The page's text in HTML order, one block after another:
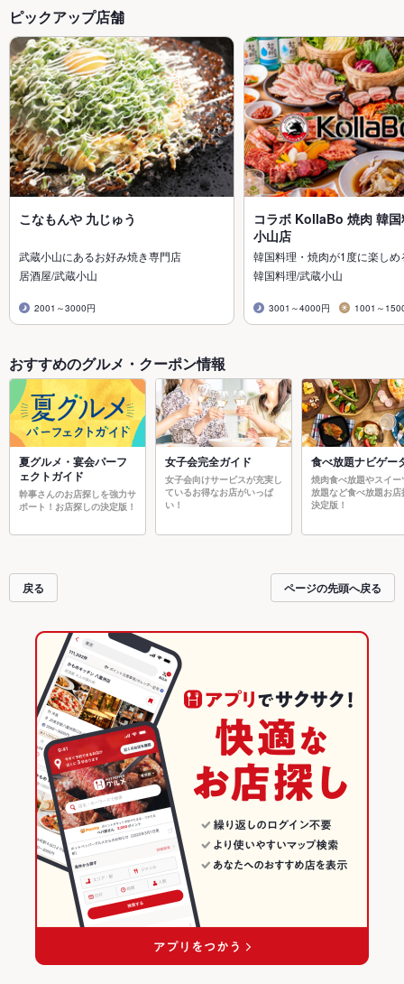
ピックアップ店舗
こなもんや 九じゅう
武蔵小山にあるお好み焼き専門店
居酒屋/武蔵小山
2001～3000円
コラボ KollaBo 焼肉 韓
小山店
韓国料理・焼肉が1度に楽し
韓国料理/武蔵小山
3001～4000円 1001～
おすすめのグルメ・クーポン情報
夏グルメ・宴会パーフ
ェクトガイド
幹事さんのお店探しを強力サ
ポート！お店探しの決定版！
女子会完全ガイド
女子会向けサービスが充実し
ているお得なお店がいっぱ
い！
食べ放題ナビゲー
焼肉食べ放題やスイー
放題など食べ放題お店
決定版！
戻る ページの先頭へ戻る